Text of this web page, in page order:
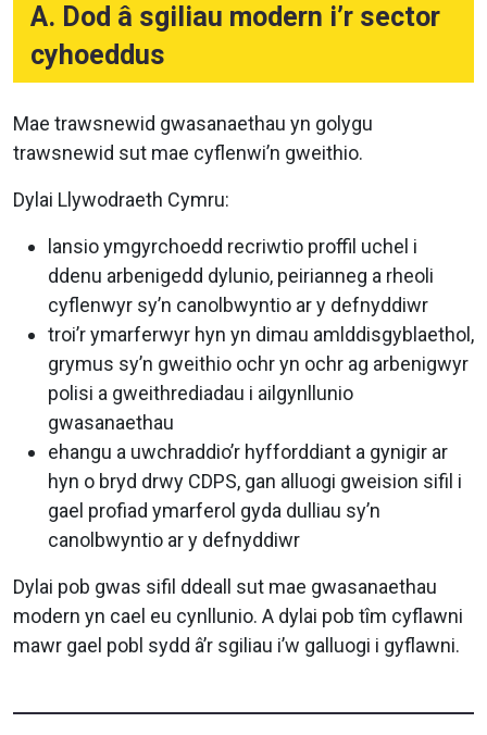
A. Dod â sgiliau modern i’r sector
cyhoeddus
Mae trawsnewid gwasanaethau yn golygu
trawsnewid sut mae cyflenwi’n gweithio.
Dylai Llywodraeth Cymru:
lansio ymgyrchoedd recriwtio proffil uchel i
ddenu arbenigedd dylunio, peirianneg a rheoli
cyflenwyr sy’n canolbwyntio ar y defnyddiwr
troi’r ymarferwyr hyn yn dimau amlddisgyblaethol,
grymus sy’n gweithio ochr yn ochr ag arbenigwyr
polisi a gweithrediadau i ailgynllunio
gwasanaethau
ehangu a uwchraddio’r hyfforddiant a gynigir ar
hyn o bryd drwy CDPS, gan alluogi gweision sifil i
gael profiad ymarferol gyda dulliau sy’n
canolbwyntio ar y defnyddiwr
Dylai pob gwas sifil ddeall sut mae gwasanaethau
modern yn cael eu cynllunio. A dylai pob tîm cyflawni
mawr gael pobl sydd â’r sgiliau i’w galluogi i gyflawni.